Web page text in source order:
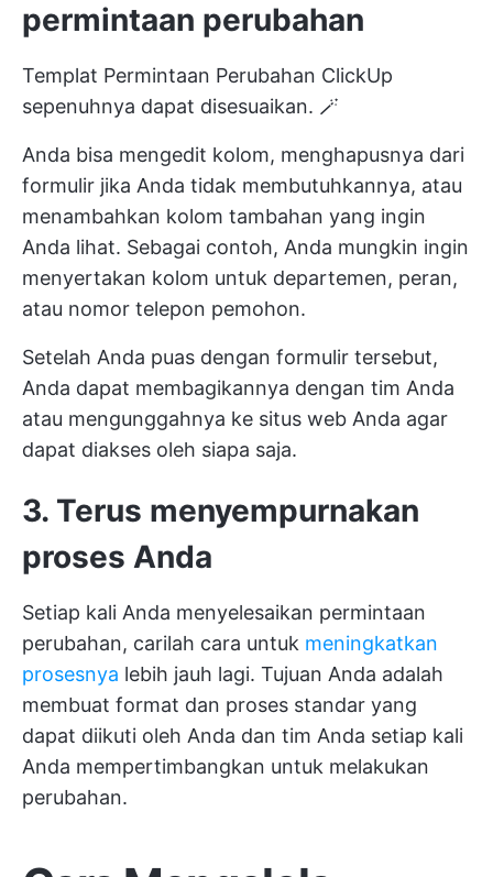
permintaan perubahan
Templat Permintaan Perubahan ClickUp
sepenuhnya dapat disesuaikan. 🪄
Anda bisa mengedit kolom, menghapusnya dari
formulir jika Anda tidak membutuhkannya, atau
menambahkan kolom tambahan yang ingin
Anda lihat. Sebagai contoh, Anda mungkin ingin
menyertakan kolom untuk departemen, peran,
atau nomor telepon pemohon.
Setelah Anda puas dengan formulir tersebut,
Anda dapat membagikannya dengan tim Anda
atau mengunggahnya ke situs web Anda agar
dapat diakses oleh siapa saja.
3. Terus menyempurnakan
proses Anda
Setiap kali Anda menyelesaikan permintaan
perubahan, carilah cara untuk meningkatkan
prosesnya lebih jauh lagi. Tujuan Anda adalah
membuat format dan proses standar yang
dapat diikuti oleh Anda dan tim Anda setiap kali
Anda mempertimbangkan untuk melakukan
perubahan.